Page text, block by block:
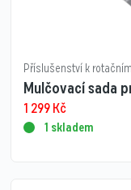
Příslušenství k
Mulčovací sada
1 299Kč
1 skladem